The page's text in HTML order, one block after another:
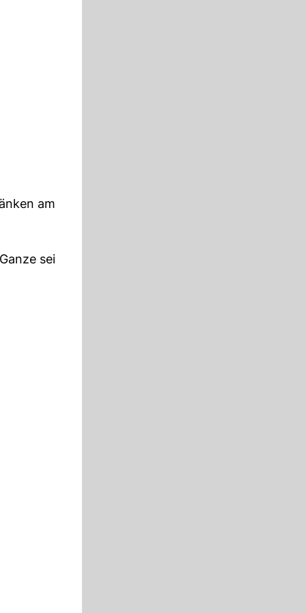
am
sei